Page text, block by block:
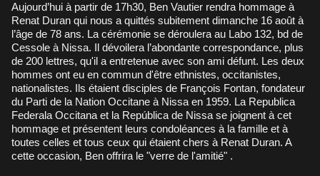
Aujourd’hui à partir de 17h30, Ben Vautier rendra hommage à
Renat Duran qui nous a quittés subitement dimanche 16 août à
l’âge de 78 ans. La cérémonie se déroulera au Labo 132, bd de
Cessole à Nissa. Il dévoilera l’abondante correspondance, plus
de 200 lettres, qu'il a entretenue avec son ami défunt. Les deux
hommes ont eu en commun d'être ethnistes, occitanistes,
nationalistes. Ils étaient disciples de François Fontan, fondateur
du Parti de la Nation Occitane à Nissa en 1959. La Republica
Federala Occitana et la República de Nissa se joignent à cet
hommage et présentent leurs condoléances à la famille et à
toutes celles et tous ceux qui étaient chers à Renat Duran. A
cette occasion, Ben offrira le "verre de l'amitié" .